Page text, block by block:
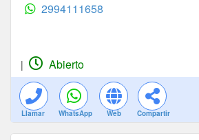
2994111658
| Abierto
Llamar WhatsApp Web Compartir